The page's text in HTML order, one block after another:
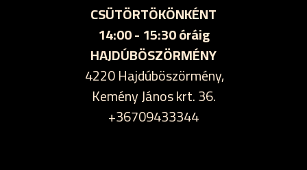
CSÜTÖRTÖKÖNKÉNT
14:00 - 15:30 óráig
HAJDÚBÖSZÖRMÉNY
4220 Hajdúböszörmény,
Kemény János krt. 36.
+36709433344